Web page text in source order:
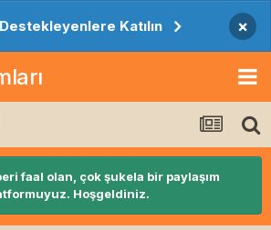
Katılın ×
faal olan, çok şukela bir paylaşım
Hoşgeldiniz.